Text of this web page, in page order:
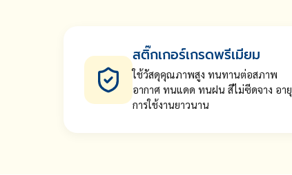
สติ๊กเกอร์เกรดพรีเมียม
ใช้วัสดุคุณภาพสูง ทนทานต่อสภาพ
อากาศ ทนแดด ทนฝน สีไม่ซีดจาง อายุ
การใช้งานยาวนาน